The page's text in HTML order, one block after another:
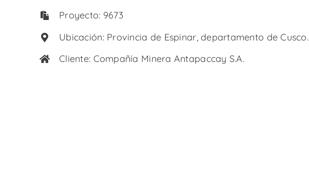
Proyecto: 9673
Ubicación: Provincia de Espinar, departamento de Cusco.
Cliente: Compañía Minera Antapaccay S.A.